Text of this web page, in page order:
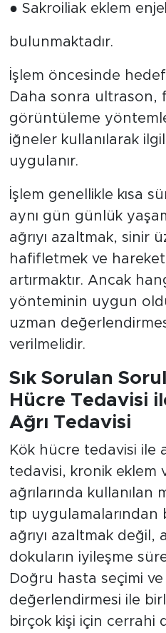
● Sakroiliak eklem
bulunmaktadır.
İşlem öncesinde
Daha sonra ultrason,
görüntüleme
iğneler kullanılarak
uygulanır.
İşlem genellikle kısa
aynı gün günlük
ağrıyı azaltmak, sinir
hafifletmek ve
artırmaktır. Ancak
yönteminin uygun
uzman
verilmelidir.
Sık Sorulan
Hücre Tedavisi
Ağrı Tedavisi
Kök hücre tedavisi ile
tedavisi, kronik eklem
ağrılarında
tıp uygulamalarından
ağrıyı azaltmak değil,
dokuların iyileşme
Doğru hasta seçimi
değerlendirmesi ile
birçok kişi için cerrahi